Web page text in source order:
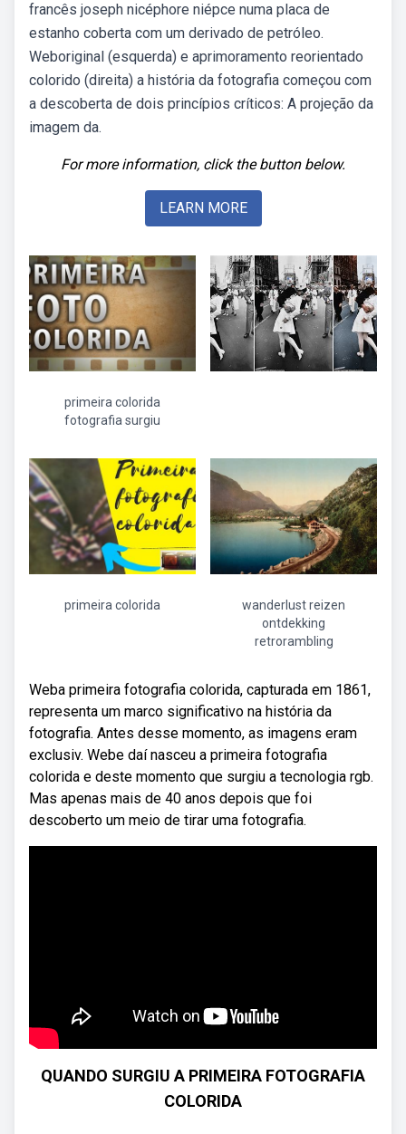
francês joseph nicéphore niépce numa placa de
estanho coberta com um derivado de petróleo.
Weboriginal (esquerda) e aprimoramento reorientado
colorido (direita) a história da fotografia começou com
a descoberta de dois princípios críticos: A projeção da
imagem da.
For more information, click the button below.
LEARN MORE
primeira colorida
fotografia surgiu
primeira colorida
wanderlust reizen
ontdekking
retrorambling
Weba primeira fotografia colorida, capturada em 1861,
representa um marco significativo na história da
fotografia. Antes desse momento, as imagens eram
exclusiv. Webe daí nasceu a primeira fotografia
colorida e deste momento que surgiu a tecnologia rgb.
Mas apenas mais de 40 anos depois que foi
descoberto um meio de tirar uma fotografia.
QUANDO SURGIU A PRIMEIRA FOTOGRAFIA
COLORIDA